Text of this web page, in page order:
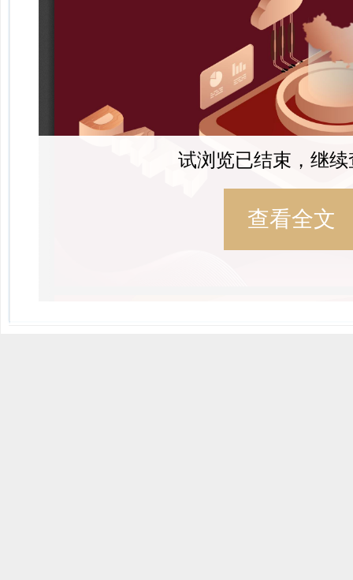
试浏览已结束，继续
查看全文